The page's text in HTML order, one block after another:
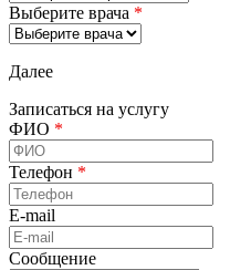
Выберите врача *
Далее
Записаться на услугу
ФИО *
Телефон *
E-mail
Сообщение